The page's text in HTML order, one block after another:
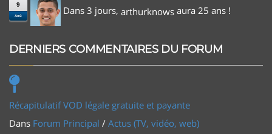
9
Aoû Dans 3 jours, arthurknows aura 25 ans !
DERNIERS COMMENTAIRES DU FORUM
Récapitulatif VOD légale gratuite et payante
Dans Forum Principal / Actus (TV, vidéo, web)